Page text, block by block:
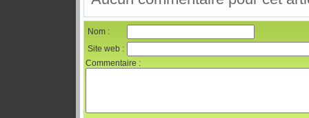
Nom :
Site web :
Commentaire :